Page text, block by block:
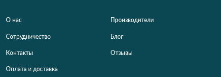
О нас
Сотрудничество
Контакты
Оплата и доставка
Производители
Блог
Отзывы